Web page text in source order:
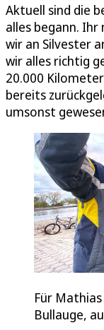
Aktuell sind die
alles begann. Ihr
wir an Silvester
wir alles richtig
20.000
bereits
umsonst
Für
Bullauge,